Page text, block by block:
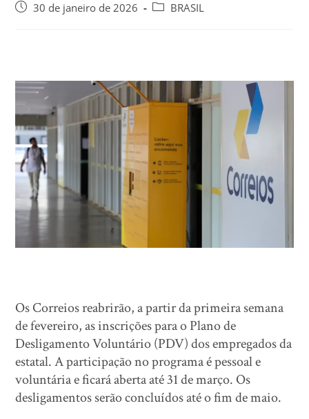
30 de janeiro de 2026 BRASIL
Os Correios reabrirão, a partir da primeira semana
de fevereiro, as inscrições para o Plano de
Desligamento Voluntário (PDV) dos empregados da
estatal. A participação no programa é pessoal e
voluntária e ficará aberta até 31 de março. Os
desligamentos serão concluídos até o fim de maio.